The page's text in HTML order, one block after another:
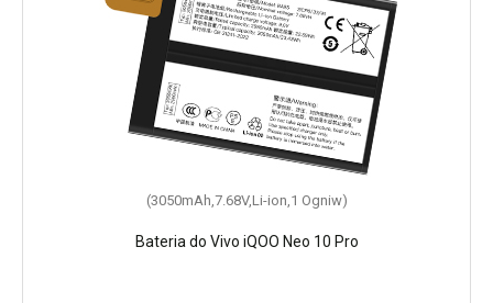
(3050mAh,7.68V,Li-ion,1 Ogniw)
Bateria do Vivo iQOO Neo 10 Pro